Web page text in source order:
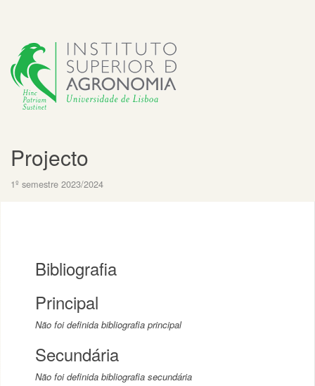
Projecto
1º semestre 2023/2024
Bibliografia
Principal
Não foi definida bibliografia principal
Secundária
Não foi definida bibliografia secundária